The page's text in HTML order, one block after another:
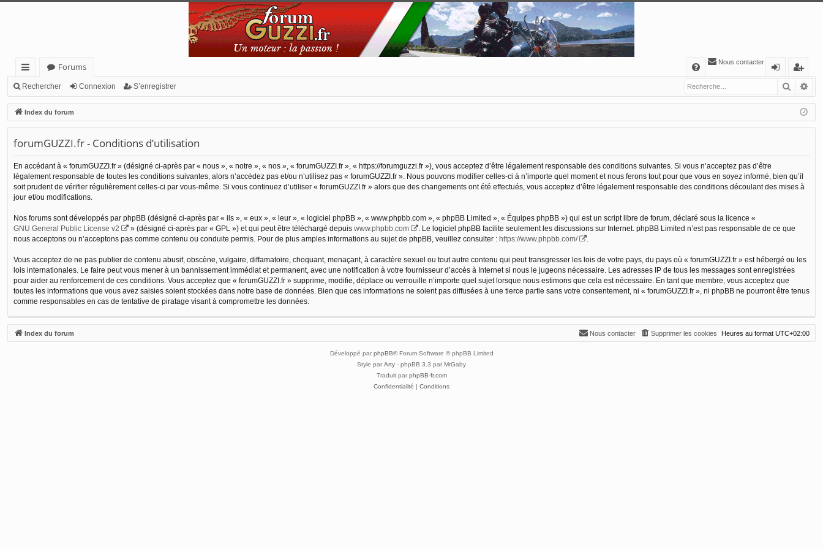
cc
ès
ra
pi
de
Forums
FA
Q
Nous contacter
n
ne
n
’e
nr
eg
r
Rechercher Connexion S’enregistrer
Index du forum
forumGUZZI.fr - Conditions d’utilisation
En accédant à « forumGUZZI.fr » (désigné ci-après par « nous », « notre », « nos », « forumGUZZI.fr », « https://forumguzzi.fr »), vous acceptez d’être légalement responsable des conditions suivantes. Si vous n’acceptez pas d’être
légalement responsable de toutes les conditions suivantes, alors n’accédez pas et/ou n’utilisez pas « forumGUZZI.fr ». Nous pouvons modifier celles-ci à n’importe quel moment et nous ferons tout pour que vous en soyez informé, bien qu’il
soit prudent de vérifier régulièrement celles-ci par vous-même. Si vous continuez d’utiliser « forumGUZZI.fr » alors que des changements ont été effectués, vous acceptez d’être légalement responsable des conditions découlant des mises à
jour et/ou modifications.
Nos forums sont développés par phpBB (désigné ci-après par « ils », « eux », « leur », « logiciel phpBB », « www.phpbb.com », « phpBB Limited », « Équipes phpBB ») qui est un script libre de forum, déclaré sous la licence «
GNU General Public License v2
» (désigné ci-après par « GPL ») et qui peut être téléchargé depuis www.phpbb.com
. Le logiciel phpBB facilite seulement les discussions sur Internet. phpBB Limited n’est pas responsable de ce que
nous acceptons ou n’acceptons pas comme contenu ou conduite permis. Pour de plus amples informations au sujet de phpBB, veuillez consulter : https://www.phpbb.com/ .
Vous acceptez de ne pas publier de contenu abusif, obscène, vulgaire, diffamatoire, choquant, menaçant, à caractère sexuel ou tout autre contenu qui peut transgresser les lois de votre pays, du pays où « forumGUZZI.fr » est hébergé ou les
lois internationales. Le faire peut vous mener à un bannissement immédiat et permanent, avec une notification à votre fournisseur d’accès à Internet si nous le jugeons nécessaire. Les adresses IP de tous les messages sont enregistrées
pour aider au renforcement de ces conditions. Vous acceptez que « forumGUZZI.fr » supprime, modifie, déplace ou verrouille n’importe quel sujet lorsque nous estimons que cela est nécessaire. En tant que membre, vous acceptez que
toutes les informations que vous avez saisies soient stockées dans notre base de données. Bien que ces informations ne soient pas diffusées à une tierce partie sans votre consentement, ni « forumGUZZI.fr », ni phpBB ne pourront être tenus
comme responsables en cas de tentative de piratage visant à compromettre les données.
Index du forum Heures au format UTC+02:00
Supprimer les cookies
Nous contacter
Développé par phpBB® Forum Software © phpBB Limited
Style par Arty - phpBB 3.3 par MrGaby
Traduit par phpBB-fr.com
Confidentialité | Conditions